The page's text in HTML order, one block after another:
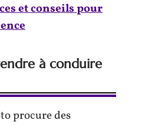
et conseils pour
à conduire
procure des